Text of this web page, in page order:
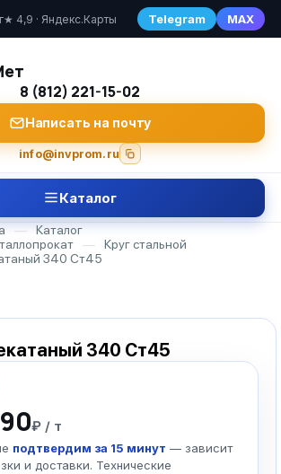
★ 4,9 · Яндекс.Карты Telegram MAX
8 (812) 221-15-02
Написать на почту
info@invprom.ru
Каталог
—
Каталог
—
Круг стальной
340 Ст45
340 Ст45
₽ / т
подтвердим за 15 минут — зависит
и доставки. Технические